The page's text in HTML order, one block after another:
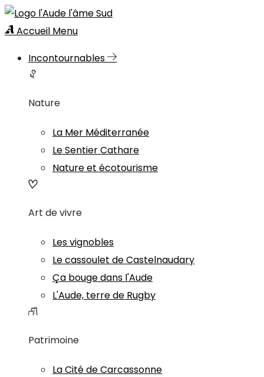
Accueil Menu
Incontournables
Nature
La Mer Méditerranée
Le Sentier Cathare
Nature et écotourisme
Art de vivre
Les vignobles
Le cassoulet de Castelnaudary
Ça bouge dans l'Aude
L'Aude, terre de Rugby
Patrimoine
La Cité de Carcassonne